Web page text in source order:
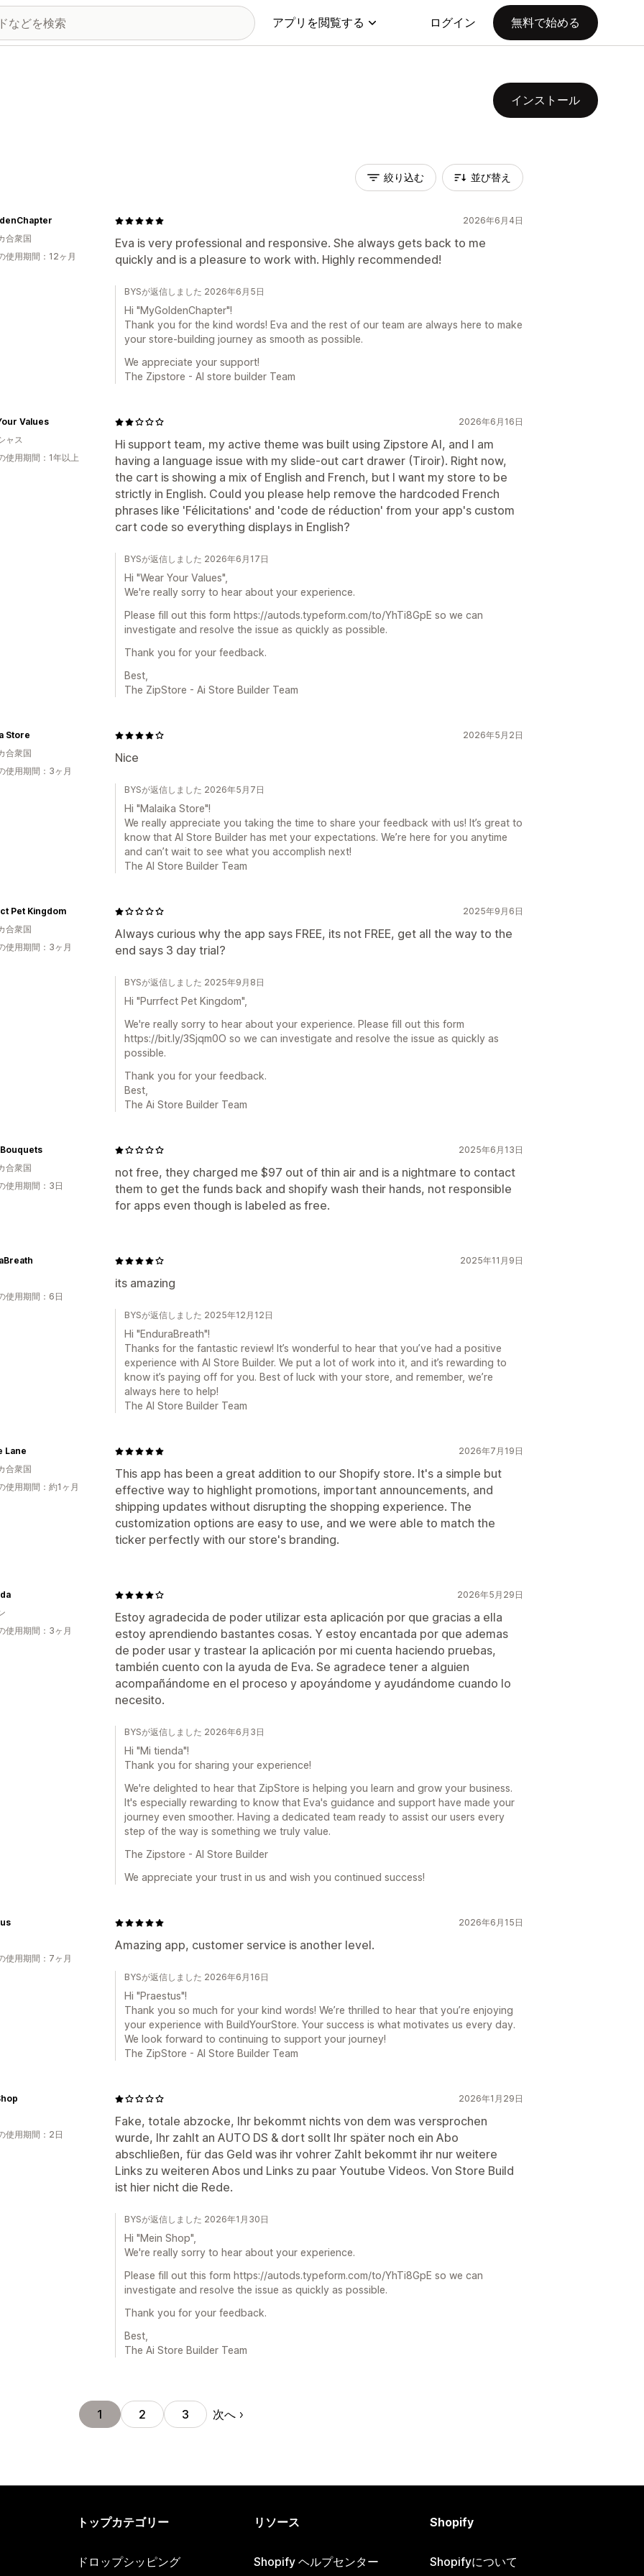
アプリを閲覧する ログイン 無料で始める
インストール
絞り込む 並び替え
2026年6月4日
Eva is very professional and responsive. She always gets back to me
quickly and is a pleasure to work with. Highly recommended!
合衆国
使用期間：12ヶ月
BYSが返信しました 2026年6月5日
Hi "MyGoldenChapter"!
Thank you for the kind words! Eva and the rest of our team are always here to make
your store-building journey as smooth as possible.
We appreciate your support!
The Zipstore - AI store builder Team
2026年6月16日
Hi support team, my active theme was built using Zipstore AI, and I am
having a language issue with my slide-out cart drawer (Tiroir). Right now,
the cart is showing a mix of English and French, but I want my store to be
strictly in English. Could you please help remove the hardcoded French
phrases like 'Félicitations' and 'code de réduction' from your app's custom
cart code so everything displays in English?
Values
ャス
使用期間：1年以上
BYSが返信しました 2026年6月17日
Hi "Wear Your Values",
We're really sorry to hear about your experience.
Please fill out this form https://autods.typeform.com/to/YhTi8GpE so we can
investigate and resolve the issue as quickly as possible.
Thank you for your feedback.
Best,
The ZipStore - Ai Store Builder Team
2026年5月2日
Nice
Store
合衆国
使用期間：3ヶ月
BYSが返信しました 2026年5月7日
Hi "Malaika Store"!
We really appreciate you taking the time to share your feedback with us! It’s great to
know that AI Store Builder has met your expectations. We’re here for you anytime
and can’t wait to see what you accomplish next!
The AI Store Builder Team
2025年9月6日
Always curious why the app says FREE, its not FREE, get all the way to the
end says 3 day trial?
Pet Kingdom
合衆国
使用期間：3ヶ月
BYSが返信しました 2025年9月8日
Hi "Purrfect Pet Kingdom",
We're really sorry to hear about your experience. Please fill out this form
https://bit.ly/3Sjqm0O so we can investigate and resolve the issue as quickly as
possible.
Thank you for your feedback.
Best,
The Ai Store Builder Team
2025年6月13日
not free, they charged me $97 out of thin air and is a nightmare to contact
them to get the funds back and shopify wash their hands, not responsible
for apps even though is labeled as free.
合衆国
使用期間：3日
2025年11月9日
its amazing
使用期間：6日
BYSが返信しました 2025年12月12日
Hi "EnduraBreath"!
Thanks for the fantastic review! It’s wonderful to hear that you’ve had a positive
experience with AI Store Builder. We put a lot of work into it, and it’s rewarding to
know it’s paying off for you. Best of luck with your store, and remember, we’re
always here to help!
The AI Store Builder Team
2026年7月19日
This app has been a great addition to our Shopify store. It's a simple but
effective way to highlight promotions, important announcements, and
shipping updates without disrupting the shopping experience. The
customization options are easy to use, and we were able to match the
ticker perfectly with our store's branding.
Lane
合衆国
使用期間：約1ヶ月
2026年5月29日
Estoy agradecida de poder utilizar esta aplicación por que gracias a ella
estoy aprendiendo bastantes cosas. Y estoy encantada por que ademas
de poder usar y trastear la aplicación por mi cuenta haciendo pruebas,
también cuento con la ayuda de Eva. Se agradece tener a alguien
acompañándome en el proceso y apoyándome y ayudándome cuando lo
necesito.
使用期間：3ヶ月
BYSが返信しました 2026年6月3日
Hi "Mi tienda"!
Thank you for sharing your experience!
We're delighted to hear that ZipStore is helping you learn and grow your business.
It's especially rewarding to know that Eva's guidance and support have made your
journey even smoother. Having a dedicated team ready to assist our users every
step of the way is something we truly value.
The Zipstore - AI Store Builder
We appreciate your trust in us and wish you continued success!
2026年6月15日
Amazing app, customer service is another level.
使用期間：7ヶ月
BYSが返信しました 2026年6月16日
Hi "Praestus"!
Thank you so much for your kind words! We’re thrilled to hear that you’re enjoying
your experience with BuildYourStore. Your success is what motivates us every day.
We look forward to continuing to support your journey!
The ZipStore - AI Store Builder Team
2026年1月29日
Fake, totale abzocke, Ihr bekommt nichts von dem was versprochen
wurde, Ihr zahlt an AUTO DS & dort sollt Ihr später noch ein Abo
abschließen, für das Geld was ihr vohrer Zahlt bekommt ihr nur weitere
Links zu weiteren Abos und Links zu paar Youtube Videos. Von Store Build
ist hier nicht die Rede.
使用期間：2日
BYSが返信しました 2026年1月30日
Hi "Mein Shop",
We're really sorry to hear about your experience.
Please fill out this form https://autods.typeform.com/to/YhTi8GpE so we can
investigate and resolve the issue as quickly as possible.
Thank you for your feedback.
Best,
The Ai Store Builder Team
1 2 3 次へ
トップカテゴリー
ドロップシッピング
リソース
Shopify ヘルプセンター
Shopify
Shopifyについて